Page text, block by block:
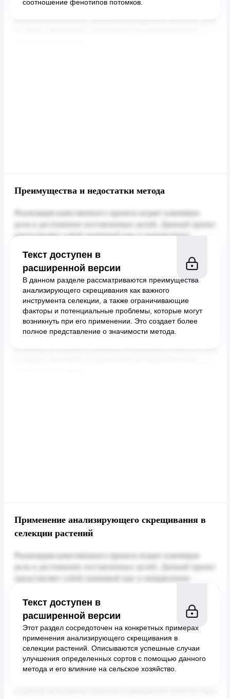
соотношение фенотипов потомков.
Преимущества и недостатки метода
Текст доступен в
расширенной версии
В данном разделе рассматриваются преимущества
анализирующего скрещивания как важного
инструмента селекции, а также ограничивающие
факторы и потенциальные проблемы, которые могут
возникнуть при его применении. Это создает более
полное представление о значимости метода.
Применение анализирующего скрещивания в
селекции растений
Текст доступен в
расширенной версии
Этот раздел сосредоточен на конкретных примерах
применения анализирующего скрещивания в
селекции растений. Описываются успешные случаи
улучшения определенных сортов с помощью данного
метода и его влияние на сельское хозяйство.